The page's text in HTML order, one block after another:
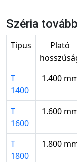
Széria
Tipus
Plató
T
1400
1.400
T
1600
1.600
T
1800
1.800